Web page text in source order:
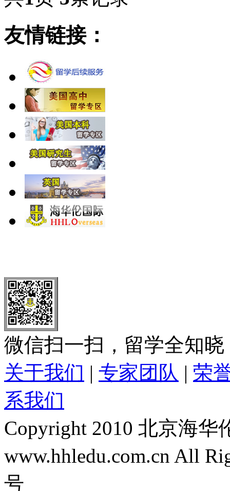
友情链接：
微信扫一扫，留学全知晓
关于我们 | 专家团队 | 荣
系我们
Copyright 2010 北京海
www.hhledu.com.cn All
号